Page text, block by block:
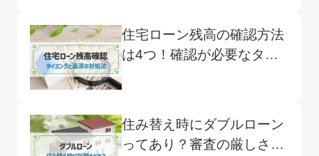
住宅ローン残高の確認方法
は4つ！確認が必要なタイ
ミングも詳しく解説
住み替え時にダブルローン
ってあり？審査の厳しさや